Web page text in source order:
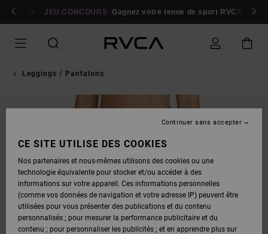
Se connecter / s'inscrire
JEU CONCOURS Gagnez votre tenue de sport RVCA
Leggings / Pantalons
CE SITE UTILISE DES COOKIES
Nos partenaires et nous-mêmes utilisons des cookies ou une
technologie équivalente pour stocker et/ou accéder à des
informations sur votre appareil. Ces informations personnelles
(comme vos données de navigation et votre adresse IP) peuvent être
utilisées pour vous présenter des publications et du contenu
personnalisés ; pour mesurer la performance publicitaire et du
contenu ; pour personnaliser les publicités ; et en apprendre plus sur
Continuer sans accepter